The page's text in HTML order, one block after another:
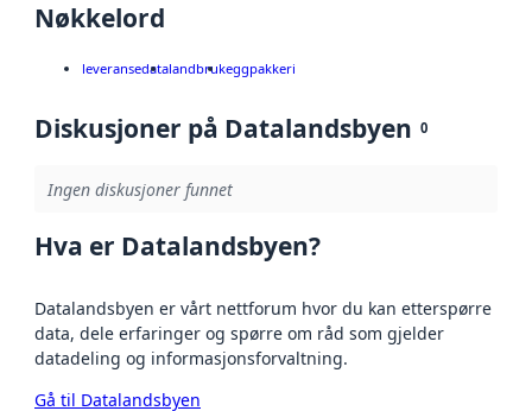
Nøkkelord
leveransedatalandbrukeggpakkeri
Diskusjoner på Datalandsbyen 0
Ingen diskusjoner funnet
Hva er Datalandsbyen?
Datalandsbyen er vårt nettforum hvor du kan etterspørre
data, dele erfaringer og spørre om råd som gjelder
datadeling og informasjonsforvaltning.
Gå til Datalandsbyen